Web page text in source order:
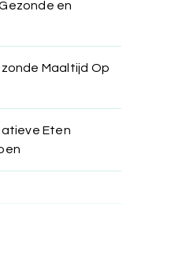
en
Maaltijd Op
Eten